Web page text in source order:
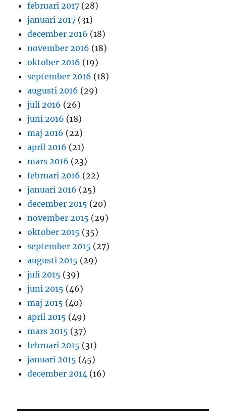
februari 2017 (28)
januari 2017 (31)
december 2016 (18)
november 2016 (18)
oktober 2016 (19)
september 2016 (18)
augusti 2016 (29)
juli 2016 (26)
juni 2016 (18)
maj 2016 (22)
april 2016 (21)
mars 2016 (23)
februari 2016 (22)
januari 2016 (25)
december 2015 (20)
november 2015 (29)
oktober 2015 (35)
september 2015 (27)
augusti 2015 (29)
juli 2015 (39)
juni 2015 (46)
maj 2015 (40)
april 2015 (49)
mars 2015 (37)
februari 2015 (31)
januari 2015 (45)
december 2014 (16)